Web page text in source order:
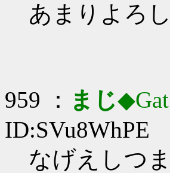
あまりよろ
959 ： まじ
ID:SVu8WhPE
なげえしつ